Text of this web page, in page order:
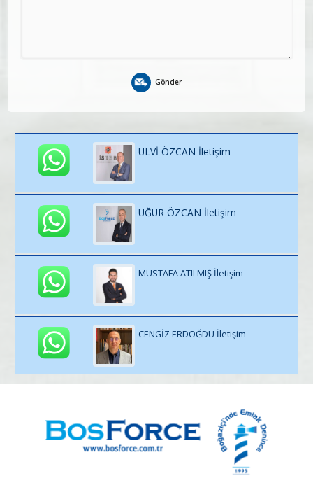
Gönder
ULVİ ÖZCAN İletişim
UĞUR ÖZCAN İletişim
MUSTAFA ATILMIŞ İletişim
CENGİZ ERDOĞDU İletişim